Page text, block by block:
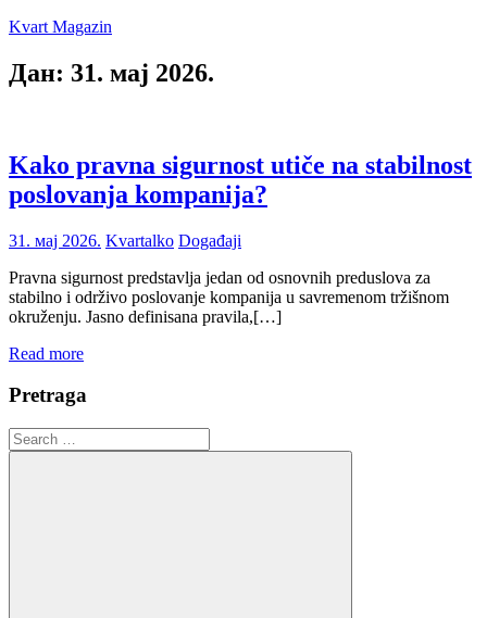
Skip
content
Kvart Magazin
Na
Дан: 31. мај 2026.
Kako pravna sigurnost utiče na stabilnost
poslovanja kompanija?
31. мај 2026. Kvartalko Događaji
Pravna sigurnost predstavlja jedan od osnovnih preduslova za
stabilno i održivo poslovanje kompanija u savremenom tržišnom
okruženju. Jasno definisana pravila,[…]
Read more
Pretraga
Search
for: